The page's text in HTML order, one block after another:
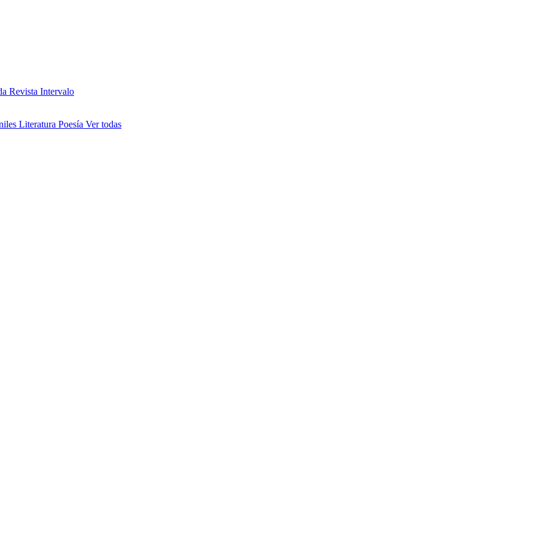
Revista Intervalo
Literatura Poesía Ver todas